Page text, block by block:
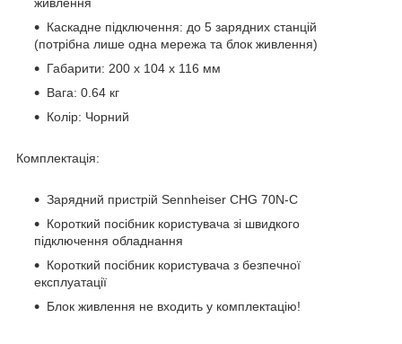
Каскадне підключення: до 5 зарядних станцій
(потрібна лише одна мережа та блок живлення)
Габарити: 200 x 104 x 116 мм
Вага: 0.64 кг
Колір: Чорний
Комплектація:
Зарядний пристрій Sennheiser CHG 70N-C
Короткий посібник користувача зі швидкого
підключення обладнання
Короткий посібник користувача з безпечної
експлуатації
Блок живлення не входить у комплектацію!